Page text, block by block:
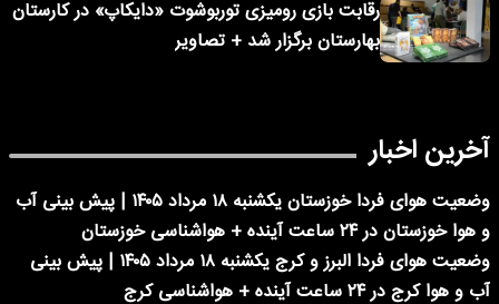
رقابت بازی رومیزی توربوشوت «دایکاپ» در کارستان
بهارستان برگزار شد + تصاویر
آخرین اخبار
وضعیت هوای فردا خوزستان یکشنبه ۱۸ مرداد ۱۴۰۵ | پیش بینی آب
و هوا خوزستان در ۲۴ ساعت آینده + هواشناسی خوزستان
وضعیت هوای فردا البرز و کرج یکشنبه ۱۸ مرداد ۱۴۰۵ | پیش بینی
آب و هوا کرج در ۲۴ ساعت آینده + هواشناسی کرج